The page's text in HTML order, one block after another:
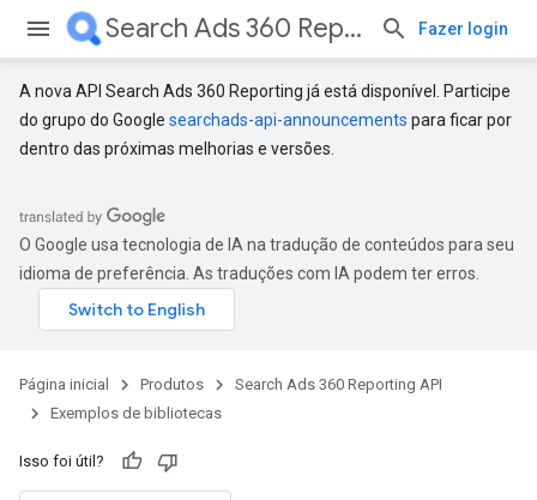
Search Ads 360 Reporting API Fazer login
A nova API Search Ads 360 Reporting já está disponível. Participe
do grupo do Google searchads-api-announcements para ficar por
dentro das próximas melhorias e versões.
O Google usa tecnologia de IA na tradução de conteúdos para seu
idioma de preferência. As traduções com IA podem ter erros.
Página inicial Produtos
Search Ads 360 Reporting API
Exemplos de bibliotecas
Isso foi útil?